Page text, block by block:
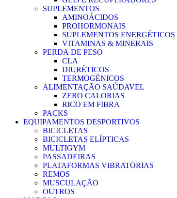
SUPLEMENTOS
AMINOÁCIDOS
PROHORMONAIS
SUPLEMENTOS ENERGÉTICOS
VITAMINAS & MINERAIS
PERDA DE PESO
CLA
DIURÉTICOS
TERMOGÉNICOS
ALIMENTAÇÃO SAÚDAVEL
ZERO CALORIAS
RICO EM FIBRA
PACKS
EQUIPAMENTOS DESPORTIVOS
BICICLETAS
BICICLETAS ELÍPTICAS
MULTIGYM
PASSADEIRAS
PLATAFORMAS VIBRATÓRIAS
REMOS
MUSCULAÇÃO
OUTROS